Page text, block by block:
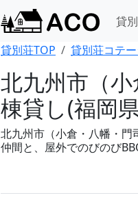
貸
貸別荘TOP
貸別荘コテ
北九州市（
棟貸し(福岡
北九州市（小倉・八幡・
仲間と、屋外でのびのび